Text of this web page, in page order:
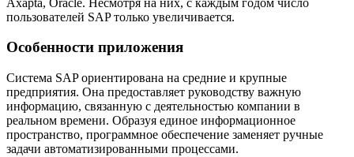
пользователей SAP только увеличивается.
Особенности приложения
Система SAP ориентирована на средние и крупные
предприятия. Она предоставляет руководству важную
информацию, связанную с деятельностью компании в
реальном времени. Образуя единое информационное
пространство, программное обеспечение заменяет ручные
задачи автоматизированными процессами.